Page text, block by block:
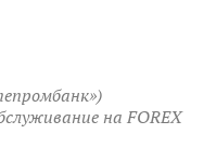
на FOREX